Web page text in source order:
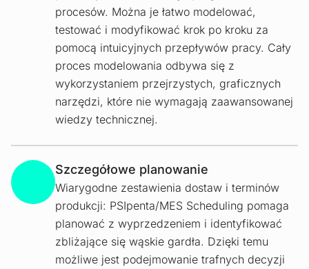
procesów. Można je łatwo modelować,
testować i modyfikować krok po kroku za
pomocą intuicyjnych przepływów pracy. Cały
proces modelowania odbywa się z
wykorzystaniem przejrzystych, graficznych
narzędzi, które nie wymagają zaawansowanej
wiedzy technicznej.
Szczegółowe planowanie
Wiarygodne zestawienia dostaw i terminów
produkcji: PSIpenta/MES Scheduling pomaga
planować z wyprzedzeniem i identyfikować
zbliżające się wąskie gardła. Dzięki temu
możliwe jest podejmowanie trafnych decyzji